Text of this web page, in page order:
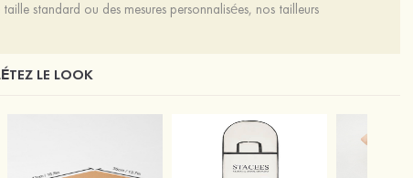
standard ou des mesures personnalisées, nos tailleurs
LE LOOK